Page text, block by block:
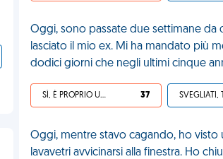
Oggi, sono passate due settimane da
lasciato il mio ex. Mi ha mandato più
dodici giorni che negli ultimi cinque
SÌ, È PROPRIO UNA VDM! 37
Oggi, mentre stavo cagando, ho visto
lavavetri avvicinarsi alla finestra. Ho